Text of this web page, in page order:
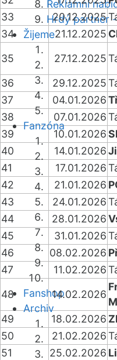
Reklamní
Hrdý partner
Žijeme
Fanzóna
Fanshop
Archiv
33
20.12.2025
34
21.12.2025
35
27.12.2025
36
29.12.2025
37
04.01.2026
38
07.01.2026
39
10.01.2026
40
14.01.2026
41
17.01.2026
42
21.01.2026
43
24.01.2026
44
28.01.2026
45
31.01.2026
46
08.02.2026
47
11.02.2026
48
14.02.2026
49
18.02.2026
50
21.02.2026
51
25.02.2026